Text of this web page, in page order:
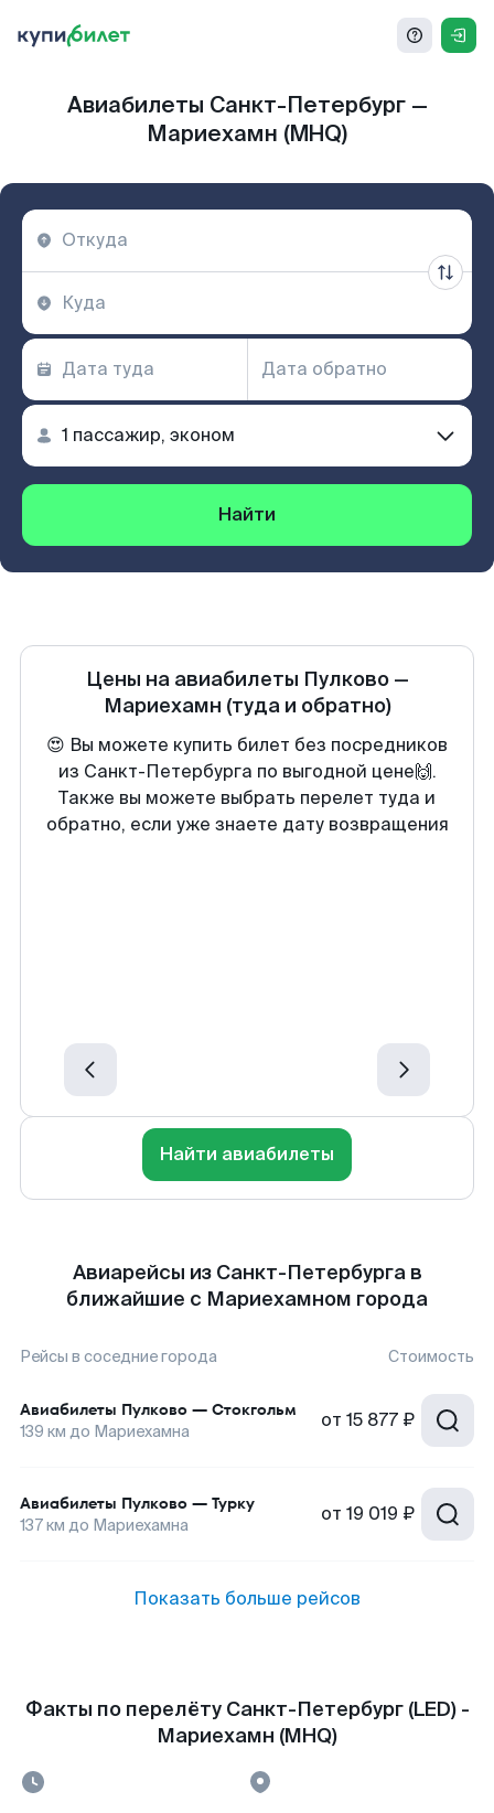
Авиабилеты Санкт-Петербург —
Мариехамн (MHQ)
Найти
Цены на авиабилеты Пулково—
Мариехамн (туда и обратно)
😍 Вы можете купить билет без посредников
из Санкт-Петербурга по выгодной цене🙌.
Также вы можете выбрать перелет туда и
обратно, если уже знаете дату возвращения
Найти авиабилеты
Авиарейсы из Санкт-Петербурга в
ближайшие с Мариехамном города
Рейсы в соседние города Стоимость
Авиабилеты Пулково — Стокгольм
139 км до Мариехамна от 15 877 ₽
Авиабилеты Пулково — Турку
137км до Мариехамна от 19 019 ₽
Показать больше рейсов
Факты по перелёту Санкт-Петербург (LED) -
Мариехамн (MHQ)